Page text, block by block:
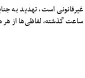
است، تهدید به